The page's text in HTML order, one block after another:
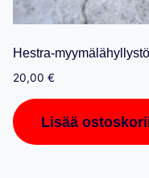
Hestra-
20,00 €
Lisää